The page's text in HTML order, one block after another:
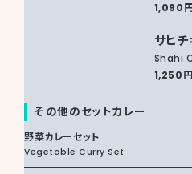
1,090
サヒ
Shahi
1,250円
その他のセットカレー
野菜カレーセット
Vegetable Curry Set